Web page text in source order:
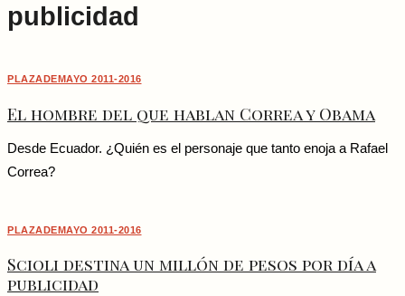
publicidad
PLAZADEMAYO 2011-2016
El hombre del que hablan Correa y Obama
Desde Ecuador. ¿Quién es el personaje que tanto enoja a Rafael
Correa?
PLAZADEMAYO 2011-2016
Scioli destina un millón de pesos por día a
publicidad